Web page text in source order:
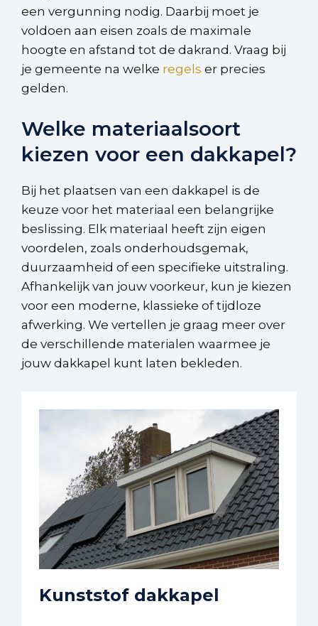
een vergunning nodig. Daarbij moet je
voldoen aan eisen zoals de maximale
hoogte en afstand tot de dakrand. Vraag bij
je gemeente na welke regels er precies
gelden.
Welke materiaalsoort
kiezen voor een dakkapel?
Bij het plaatsen van een dakkapel is de
keuze voor het materiaal een belangrijke
beslissing. Elk materiaal heeft zijn eigen
voordelen, zoals onderhoudsgemak,
duurzaamheid of een specifieke uitstraling.
Afhankelijk van jouw voorkeur, kun je kiezen
voor een moderne, klassieke of tijdloze
afwerking. We vertellen je graag meer over
de verschillende materialen waarmee je
jouw dakkapel kunt laten bekleden.
Kunststof dakkapel